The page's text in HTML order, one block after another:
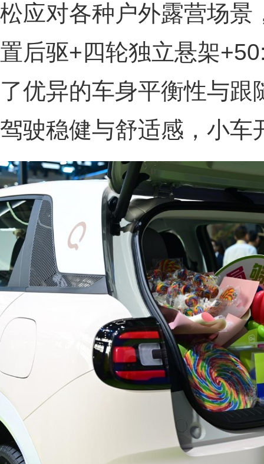
松应对各种户外露营场景
置后驱+四轮独立悬架
了优异的车身平衡性与
驾驶稳健与舒适感，小车